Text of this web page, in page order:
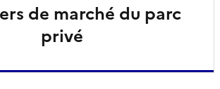
de marché du parc
privé